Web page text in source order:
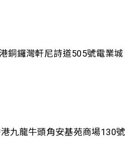
銅鑼灣軒尼詩道505號電業城
九龍牛頭角安基苑商場130號